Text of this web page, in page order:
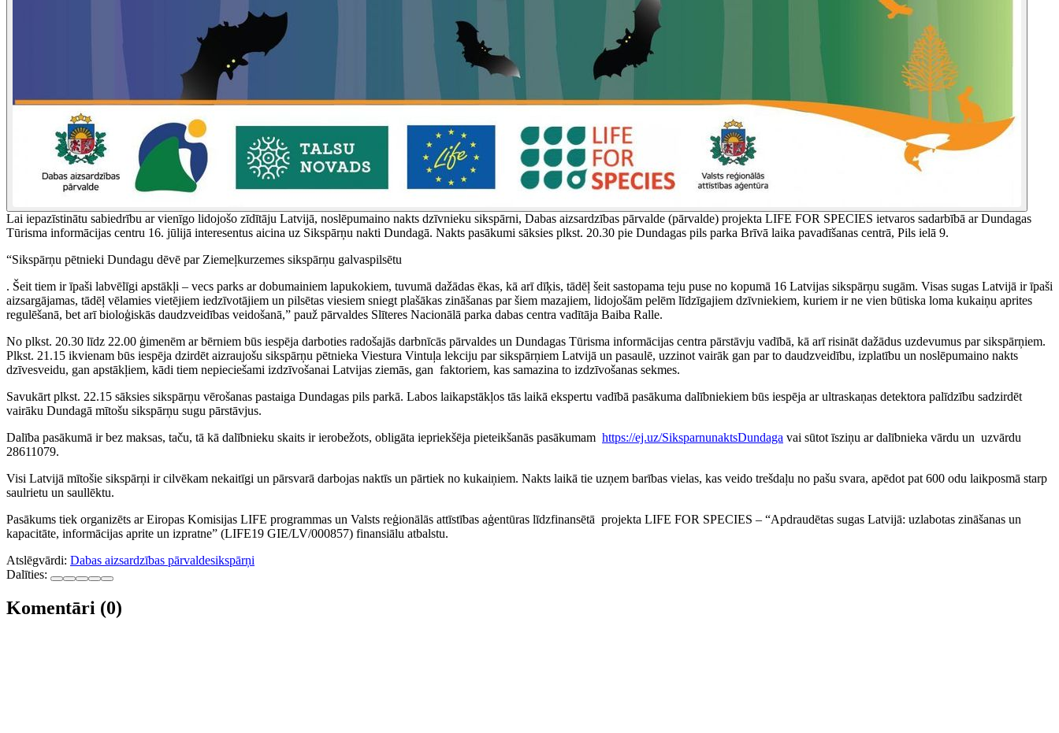
Lai iepazīstinātu sabiedrību ar vienīgo lidojošo zīdītāju Latvijā, noslēpumaino nakts dzīvnieku sikspārni, Dabas aizsardzības pārvalde (pārvalde) projekta LIFE FOR SPECIES ietvaros sadarbībā ar Dundagas
Tūrisma informācijas centru 16. jūlijā interesentus aicina uz Sikspārņu nakti Dundagā. Nakts pasākumi sāksies plkst. 20.30 pie Dundagas pils parka Brīvā laika pavadīšanas centrā, Pils ielā 9.
“Sikspārņu pētnieki Dundagu dēvē par Ziemeļkurzemes sikspārņu galvaspilsētu
. Šeit tiem ir īpaši labvēlīgi apstākļi – vecs parks ar dobumainiem lapukokiem, tuvumā dažādas ēkas, kā arī dīķis, tādēļ šeit sastopama teju puse no kopumā 16 Latvijas sikspārņu sugām. Visas sugas Latvijā ir īpaši
aizsargājamas, tādēļ vēlamies vietējiem iedzīvotājiem un pilsētas viesiem sniegt plašākas zināšanas par šiem mazajiem, lidojošām pelēm līdzīgajiem dzīvniekiem, kuriem ir ne vien būtiska loma kukaiņu aprites
regulēšanā, bet arī bioloģiskās daudzveidības veidošanā,” pauž pārvaldes Slīteres Nacionālā parka dabas centra vadītāja Baiba Ralle.
No plkst. 20.30 līdz 22.00 ģimenēm ar bērniem būs iespēja darboties radošajās darbnīcās pārvaldes un Dundagas Tūrisma informācijas centra pārstāvju vadībā, kā arī risināt dažādus uzdevumus par sikspārņiem.
Plkst. 21.15 ikvienam būs iespēja dzirdēt aizraujošu sikspārņu pētnieka Viestura Vintuļa lekciju par sikspārņiem Latvijā un pasaulē, uzzinot vairāk gan par to daudzveidību, izplatību un noslēpumaino nakts
dzīvesveidu, gan apstākļiem, kādi tiem nepieciešami izdzīvošanai Latvijas ziemās, gan faktoriem, kas samazina to izdzīvošanas sekmes.
Savukārt plkst. 22.15 sāksies sikspārņu vērošanas pastaiga Dundagas pils parkā. Labos laikapstākļos tās laikā ekspertu vadībā pasākuma dalībniekiem būs iespēja ar ultraskaņas detektora palīdzību sadzirdēt
vairāku Dundagā mītošu sikspārņu sugu pārstāvjus.
Dalība pasākumā ir bez maksas, taču, tā kā dalībnieku skaits ir ierobežots, obligāta iepriekšēja pieteikšanās pasākumam https://ej.uz/SiksparnunaktsDundaga vai sūtot īsziņu ar dalībnieka vārdu un uzvārdu
28611079.
Visi Latvijā mītošie sikspārņi ir cilvēkam nekaitīgi un pārsvarā darbojas naktīs un pārtiek no kukaiņiem. Nakts laikā tie uzņem barības vielas, kas veido trešdaļu no pašu svara, apēdot pat 600 odu laikposmā starp
saulrietu un saullēktu.
Pasākums tiek organizēts ar Eiropas Komisijas LIFE programmas un Valsts reģionālās attīstības aģentūras līdzfinansētā projekta LIFE FOR SPECIES – “Apdraudētas sugas Latvijā: uzlabotas zināšanas un
kapacitāte, informācijas aprite un izpratne” (LIFE19 GIE/LV/000857) finansiālu atbalstu.
Atslēgvārdi: Dabas aizsardzības pārvaldesikspārņi
Dalīties:
Komentāri (0)